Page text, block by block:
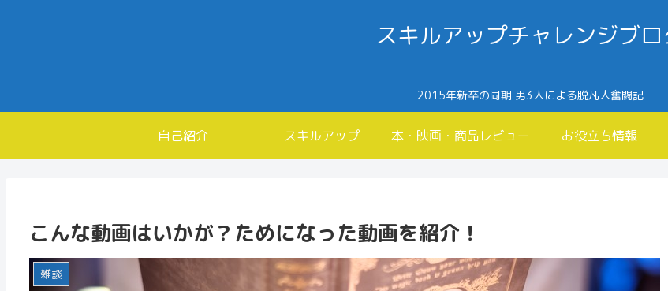
スキルアップチャレンジブ
2015年新卒の同期 男3人による脱凡人奮闘記
自己紹介 スキルアップ 本・映画・商品レビュー お役立ち情報
こんな動画はいかが？ためになった動画を紹介！
雑談